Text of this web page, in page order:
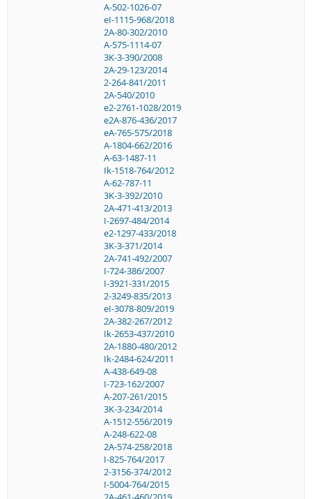
A-502-1026-07
eI-1115-968/2018
2A-80-302/2010
A-575-1114-07
3K-3-390/2008
2A-29-123/2014
2-264-841/2011
2A-540/2010
e2-2761-1028/2019
e2A-876-436/2017
eA-765-575/2018
A-1804-662/2016
A-63-1487-11
Ik-1518-764/2012
A-62-787-11
3K-3-392/2010
2A-471-413/2013
I-2697-484/2014
e2-1297-433/2018
3K-3-371/2014
2A-741-492/2007
I-724-386/2007
I-3921-331/2015
2-3249-835/2013
eI-3078-809/2019
2A-382-267/2012
Ik-2653-437/2010
2A-1880-480/2012
Ik-2484-624/2011
A-438-649-08
I-723-162/2007
A-207-261/2015
3K-3-234/2014
A-1512-556/2019
A-248-622-08
2A-574-258/2018
I-825-764/2017
2-3156-374/2012
I-5004-764/2015